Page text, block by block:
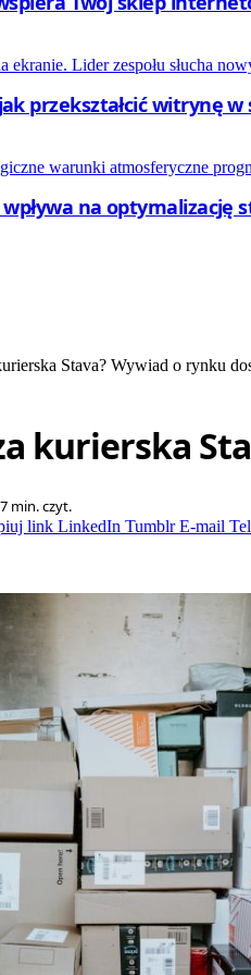
przekształcić witrynę
wpływa na
Stava? Wywiad o rynku
kurierska
7 min. czyt.
link LinkedIn Tumblr E-mail